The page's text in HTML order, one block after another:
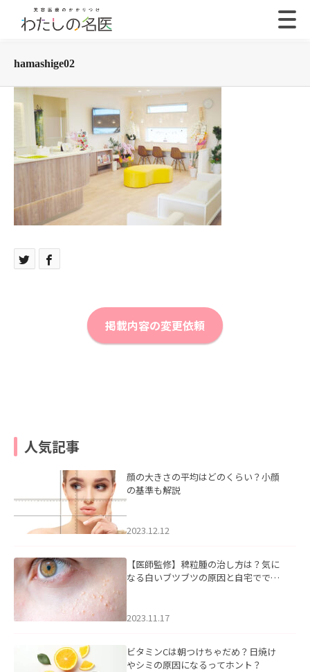
hamashige02
掲載内容の変更依頼
人気記事
顔の大きさの平均はどのくらい？小顔
の基準も解説
2023.12.12
【医師監修】稗粒腫の治し方は？気に
なる白いブツブツの原因と自宅ででき
2023.11.17
ビタミンCは朝つけちゃだめ？日焼け
やシミの原因になるってホント？